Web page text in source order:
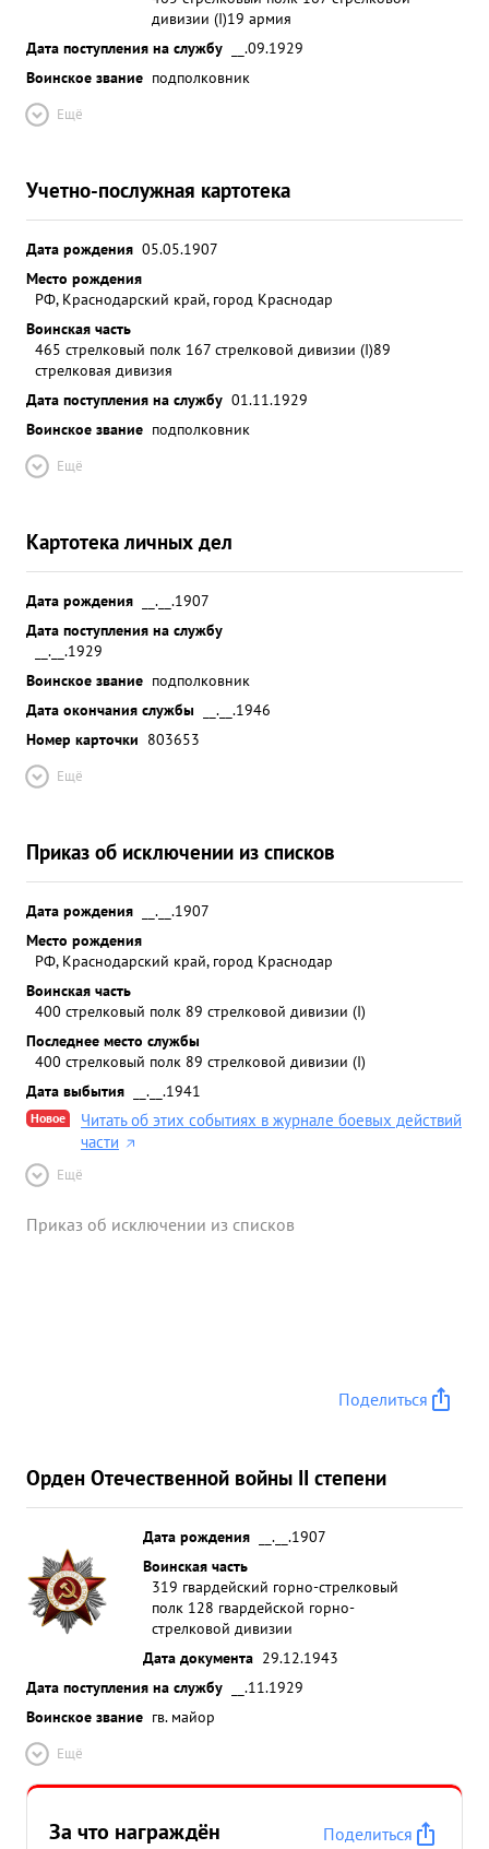
дивизии (I)19 армия
Дата поступления на службу
__.09.1929
Воинское звание подполковник
Ещё
Учетно-послужная картотека
Дата рождения 05.05.1907
Место рождения
РФ, Краснодарский край, город Краснодар
Воинская часть
465 стрелковый полк 167 стрелковой дивизии (I)89
стрелковая дивизия
Дата поступления на службу 01.11.1929
Воинское звание подполковник
Ещё
Картотека личных дел
Дата рождения
__.__.1907
Дата поступления на службу
__.__.1929
Воинское звание подполковник
Дата окончания службы
__.__.1946
Номер карточки 803653
Ещё
Приказ об исключении из списков
Дата рождения
__.__.1907
Место рождения
РФ, Краснодарский край, город Краснодар
Воинская часть
400 стрелковый полк 89 стрелковой дивизии (I)
Последнее место службы
400 стрелковый полк 89 стрелковой дивизии (I)
Дата выбытия
__.__.1941
Новое
Читать об этих событиях в журнале боевых действий
части
Ещё
Приказ об исключении из списков
Поделиться
Орден Отечественной войны II степени
Дата рождения
__.__.1907
Воинская часть
319 гвардейский горно-стрелковый
полк 128 гвардейской горно-
стрелковой дивизии
Дата документа 29.12.1943
Дата поступления на службу
__.11.1929
Воинское звание гв. майор
Ещё
За что награждён Поделиться